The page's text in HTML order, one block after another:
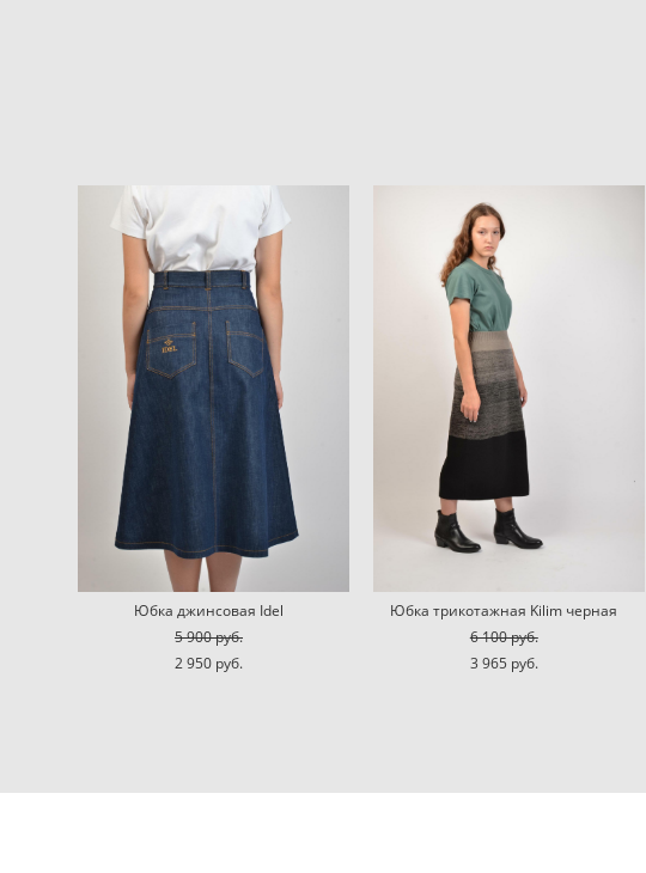
Юбка джинсовая Idel
5 900 pуб.
2 950 pуб.
Юбка трикотажная Kilim черная
6 100 pуб.
3 965 pуб.